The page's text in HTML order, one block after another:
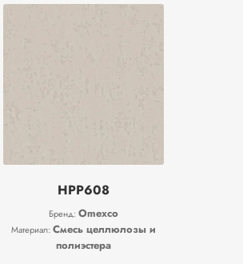
HPP608
Бренд: Omexco
Материал: Смесь целлюлозы и
полиэстера